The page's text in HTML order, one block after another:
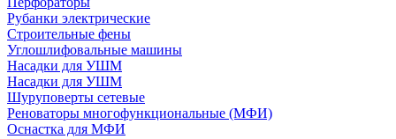
Рубанки электрические
Строительные фены
Углошлифовальные машины
Насадки для УШМ
Насадки для УШМ
Шуруповерты сетевые
Реноваторы многофункциональные (МФИ)
Оснастка для МФИ